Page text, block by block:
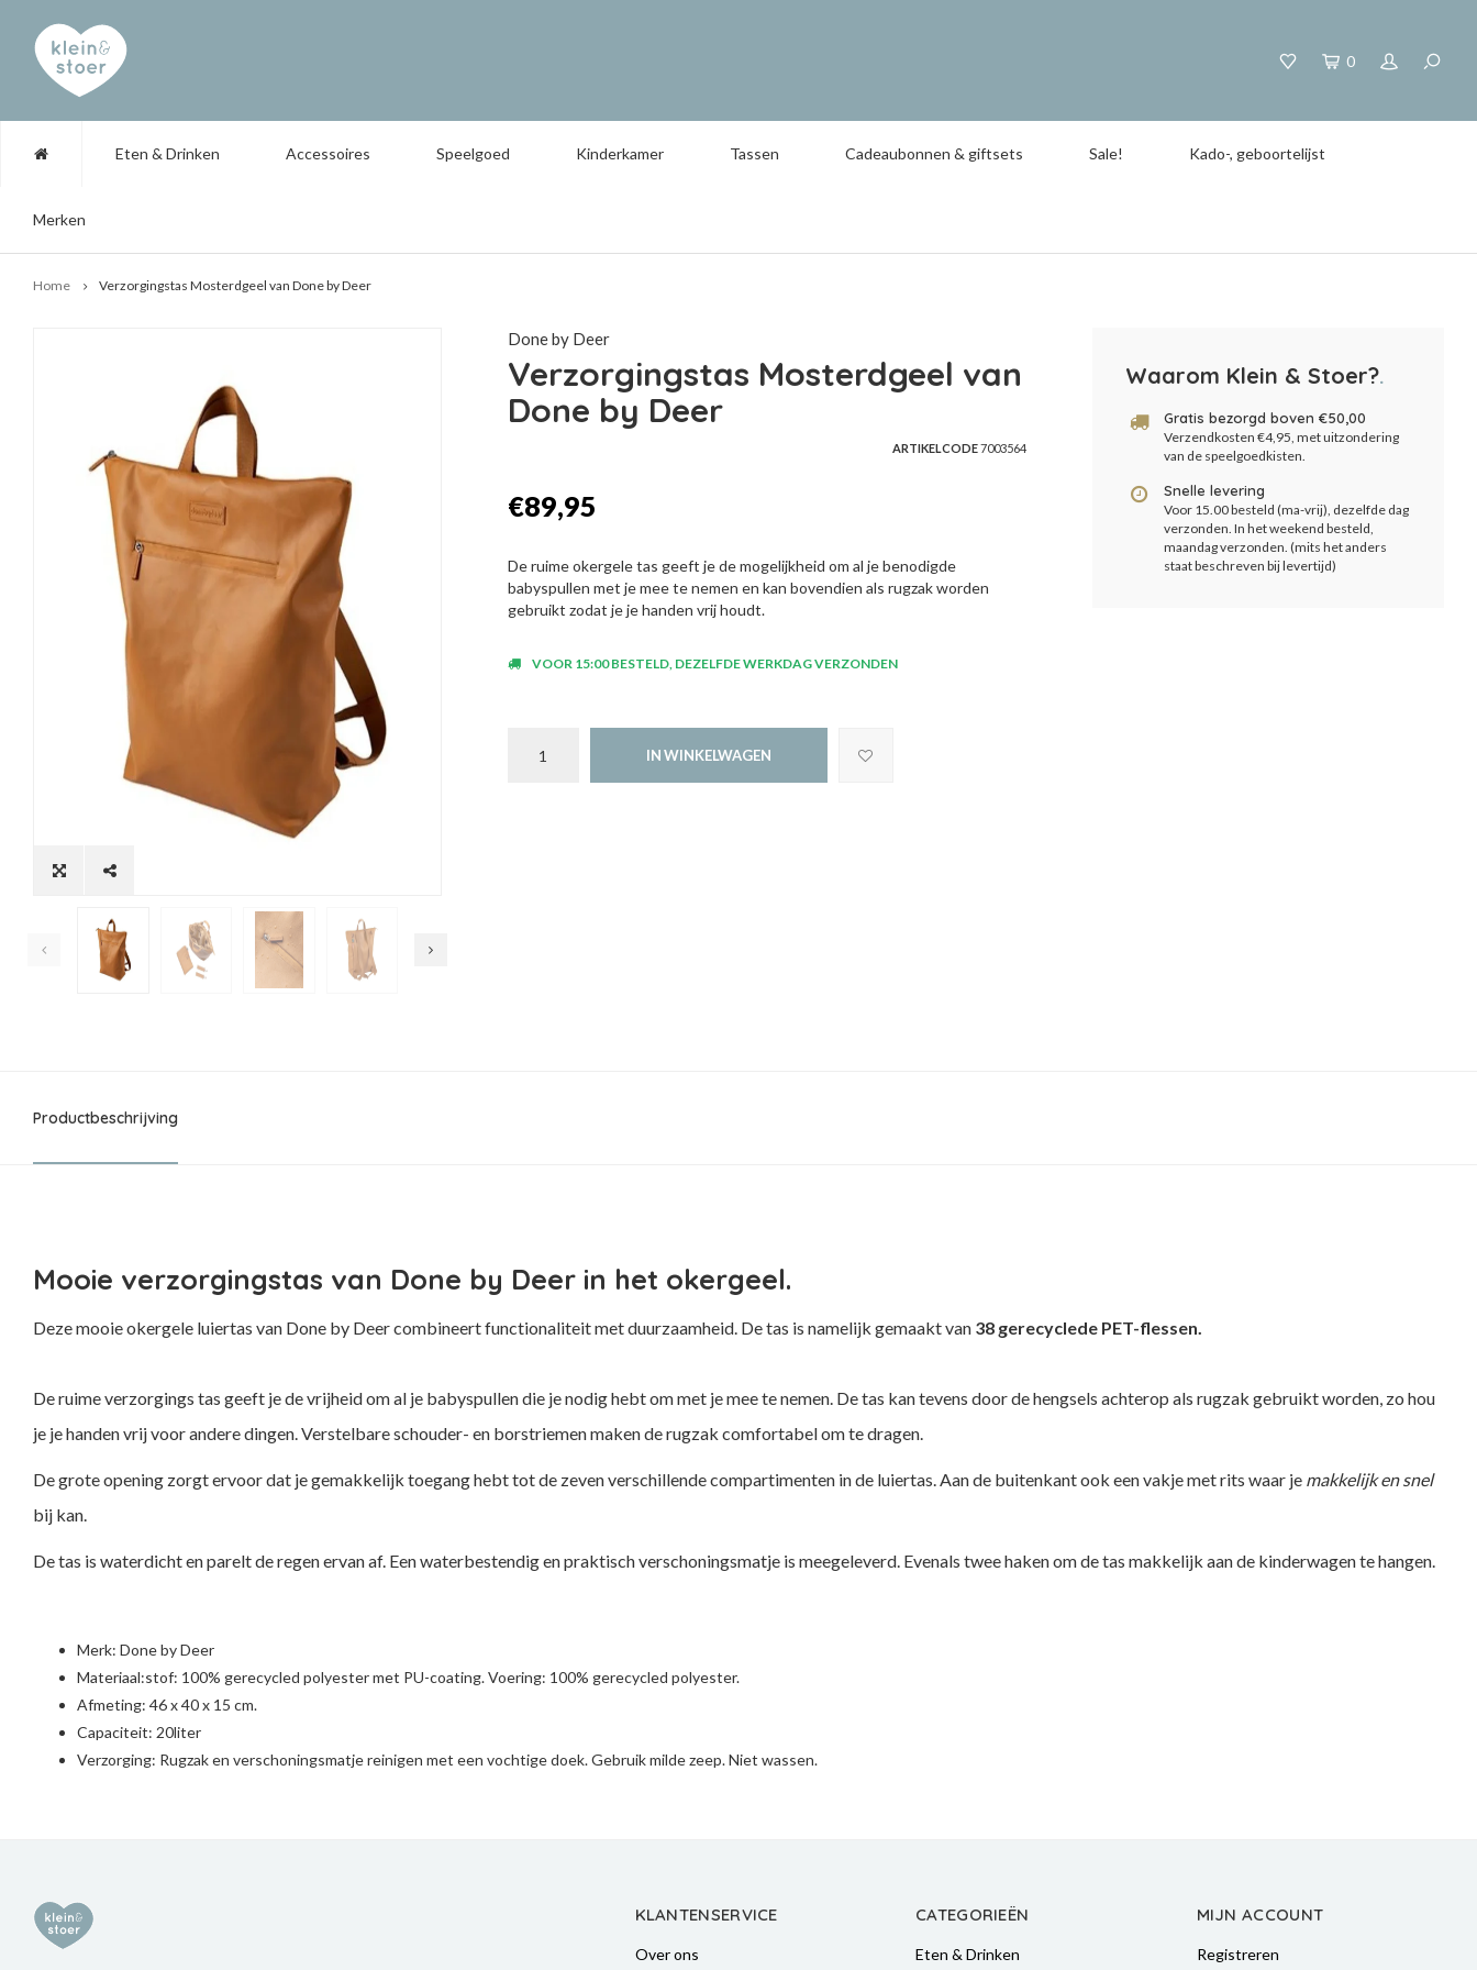
0
Eten & Drinken Accessoires Speelgoed Kinderkamer Tassen Cadeaubonnen & giftsets Sale! Kado-, geboortelijst
Merken
Home Verzorgingstas Mosterdgeel van Done by Deer
Done by Deer
Verzorgingstas Mosterdgeel van
Done by Deer
ARTIKELCODE7003564
€89,95
De ruime okergele tas geeft je de mogelijkheid om al je benodigde
babyspullen met je mee te nemen en kan bovendien als rugzak worden
gebruikt zodat je je handen vrij houdt.
VOOR 15:00 BESTELD, DEZELFDE WERKDAG VERZONDEN
IN WINKELWAGEN
Waarom Klein & Stoer?.
Gratis bezorgd boven €50,00
Verzendkosten €4,95, met uitzondering
van de speelgoedkisten.
Snelle levering
Voor 15.00 besteld (ma-vrij), dezelfde dag
verzonden. In het weekend besteld,
maandag verzonden. (mits het anders
staat beschreven bij levertijd)
Productbeschrijving
Mooie verzorgingstas van Done by Deer in het okergeel.
Deze mooie okergele luiertas van Done by Deer combineert functionaliteit met duurzaamheid. De tas is namelijk gemaakt van 38 gerecyclede PET-flessen.
De ruime verzorgings tas geeft je de vrijheid om al je babyspullen die je nodig hebt om met je mee te nemen. De tas kan tevens door de hengsels achterop als rugzak gebruikt worden, zo hou
je je handen vrij voor andere dingen. Verstelbare schouder- en borstriemen maken de rugzak comfortabel om te dragen.
De grote opening zorgt ervoor dat je gemakkelijk toegang hebt tot de zeven verschillende compartimenten in de luiertas. Aan de buitenkant ook een vakje met rits waar je makkelijk en snel
bij kan.
De tas is waterdicht en parelt de regen ervan af. Een waterbestendig en praktisch verschoningsmatje is meegeleverd. Evenals twee haken om de tas makkelijk aan de kinderwagen te hangen.
Merk: Done by Deer
Materiaal:stof: 100% gerecycled polyester met PU-coating. Voering: 100% gerecycled polyester.
Afmeting: 46 x 40 x 15 cm.
Capaciteit: 20liter
Verzorging: Rugzak en verschoningsmatje reinigen met een vochtige doek. Gebruik milde zeep. Niet wassen.
KLANTENSERVICE
Over ons
CATEGORIEËN
Eten & Drinken
MIJN ACCOUNT
Registreren